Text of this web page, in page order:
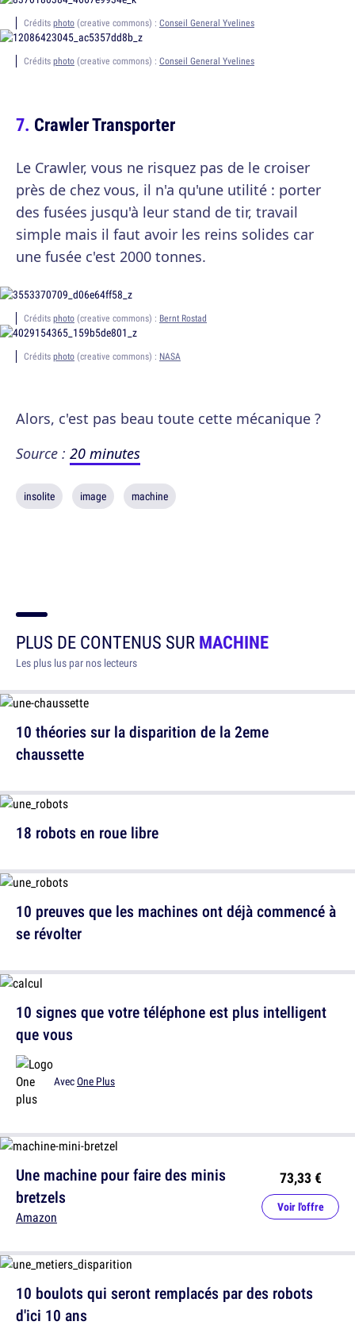
Crédits photo (creative commons) : Conseil General Yvelines
Crédits photo (creative commons) : Conseil General Yvelines
Crawler Transporter
Le Crawler, vous ne risquez pas de le croiser
près de chez vous, il n'a qu'une utilité : porter
des fusées jusqu'à leur stand de tir, travail
simple mais il faut avoir les reins solides car
une fusée c'est 2000 tonnes.
Crédits photo (creative commons) : Bernt Rostad
Crédits photo (creative commons) : NASA
Alors, c'est pas beau toute cette mécanique ?
Source : 20 minutes
insolite image machine
PLUS DE CONTENUS SURMACHINE
Les plus lus par nos lecteurs
10 théories sur la disparition de la 2eme
chaussette
18 robots en roue libre
10 signes que votre téléphone est plus intelligent
que vous
AvecOne Plus
10 preuves que les machines ont déjà commencé à
se révolter
Une machine pour faire des minis
bretzels
Amazon
73,33 €
Voir l'offre
10 boulots qui seront remplacés par des robots
d'ici 10 ans